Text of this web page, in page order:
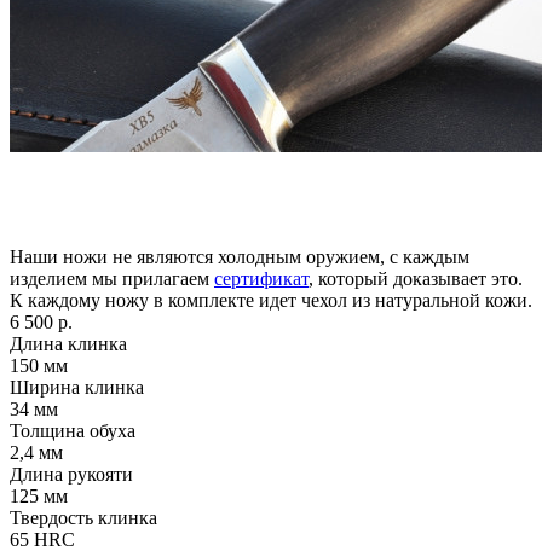
Наши ножи не являются холодным оружием, с каждым
изделием мы прилагаем сертификат, который доказывает это.
К каждому ножу в комплекте идет чехол из натуральной кожи.
6 500 р.
Длина клинка
150 мм
Ширина клинка
34 мм
Толщина обуха
2,4 мм
Длина рукояти
125 мм
Твердость клинка
65 HRC